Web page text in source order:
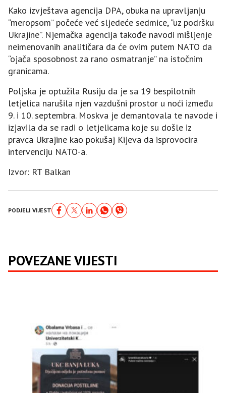
Kako izvještava agencija DPA, obuka na upravljanju
“meropsom” počeće već sljedeće sedmice, “uz podršku
Ukrajine”. Njemačka agencija takođe navodi mišljenje
neimenovanih analitičara da će ovim putem NATO da
“ojača sposobnost za rano osmatranje” na istočnim
granicama.
Poljska je optužila Rusiju da je sa 19 bespilotnih
letjelica narušila njen vazdušni prostor u noći između
9. i 10. septembra. Moskva je demantovala te navode i
izjavila da se radi o letjelicama koje su došle iz
pravca Ukrajine kao pokušaj Kijeva da isprovocira
intervenciju NATO-a.
Izvor: RT Balkan
PODJELI VIJEST
POVEZANE VIJESTI